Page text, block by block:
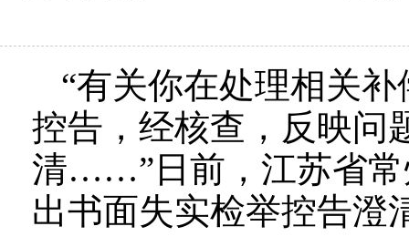
“有关你在处理相关
控告，经核查，反映问
清……”日前，江苏省常
出书面失实检举控告澄